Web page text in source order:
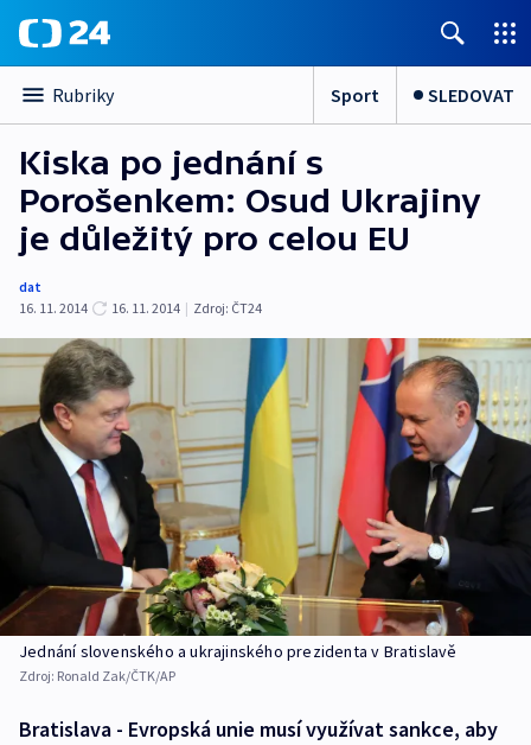
Rubriky Sport SLEDOVAT
Kiska po jednání s
Porošenkem: Osud Ukrajiny
je důležitý pro celou EU
dat
16. 11. 2014
16. 11. 2014 | Zdroj: ČT24
Jednání slovenského a ukrajinského prezidenta v Bratislavě
Zdroj: Ronald Zak/ČTK/AP
Bratislava - Evropská unie musí využívat sankce, aby